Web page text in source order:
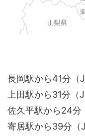
長岡駅から41分（
上田駅から31分（
佐久平駅から24分
寄居駅から39分（